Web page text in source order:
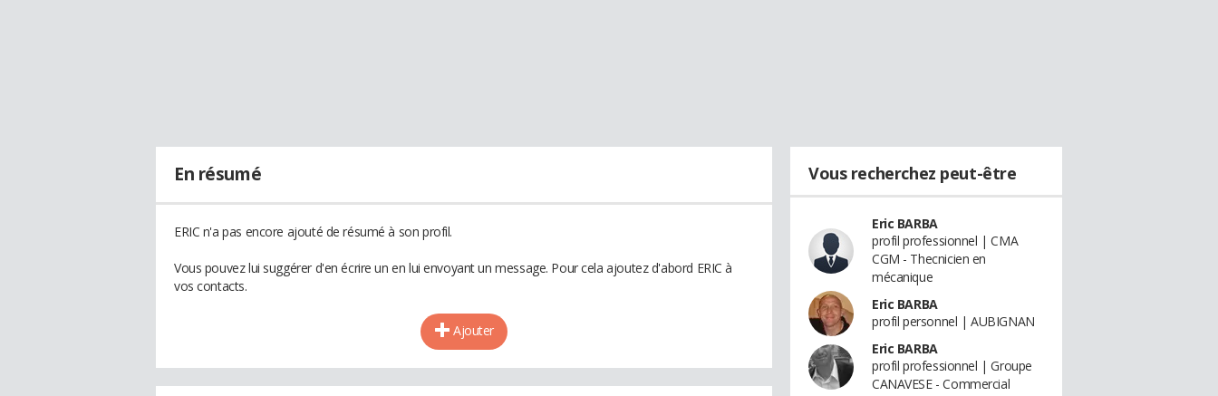
En résumé
ERIC n'a pas encore ajouté de résumé à son profil.
Vous pouvez lui suggérer d'en écrire un en lui envoyant un message. Pour cela ajoutez d'abord ERIC à
vos contacts.
Ajouter
Vous recherchez peut-être
Eric BARBA
profil professionnel | CMA
CGM - Thecnicien en
mécanique
Eric BARBA
profil personnel | AUBIGNAN
Eric BARBA
profil professionnel | Groupe
CANAVESE - Commercial